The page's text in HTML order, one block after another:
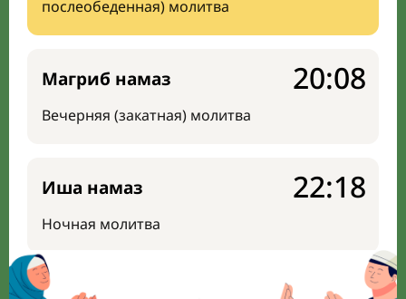
послеобеденная) молитва
Магриб намаз
Вечерняя (закатная) молитва
20:08
Иша намаз
Ночная молитва
22:18